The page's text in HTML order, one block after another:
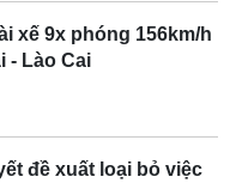
xế 9x phóng 156km/h
- Lào Cai
đề xuất loại bỏ việc